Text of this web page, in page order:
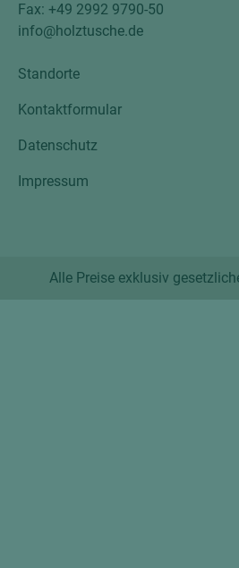
Fax: +49 2992 9790-50
info@holztusche.de
Standorte
Kontaktformular
Datenschutz
Impressum
Alle Preise exklusiv